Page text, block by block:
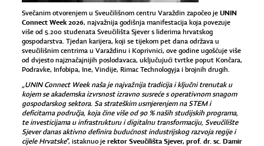
Svečanim otvorenjem u Sveučilišnom centru Varaždin započeo je UNIN
Connect Week 2026, najvažnija godišnja manifestacija koja povezuje
više od 5.200 studenata Sveučilišta Sjever s liderima hrvatskog
gospodarstva. Tjedan karijera, koji se tijekom pet dana održava u
sveučilišnim centrima u Varaždinu i Koprivnici, ove godine ugošćuje više
od dvjesto najznačajnijih poslodavaca, uključujući tvrtke poput Končara,
Podravke, Infobipa, Ine, Vindije, Rimac Technologyja i brojnih drugih.
„UNIN Connect Week naša je najvažnija tradicija i ključni trenutak u
kojem se akademska izvrsnost izravno susreće s operativnom snagom
gospodarskog sektora. Sa strateškim usmjerenjem na STEM i
deficitarna područja, koja čine više od 90 % naših studijskih programa,
te investicijama u infrastrukturu i digitalnu transformaciju, Sveučilište
Sjever danas aktivno definira budućnost industrijskog razvoja regije i
cijele Hrvatske”, istaknuo je rektor Sveučilišta Sjever, prof. dr. sc. Damir